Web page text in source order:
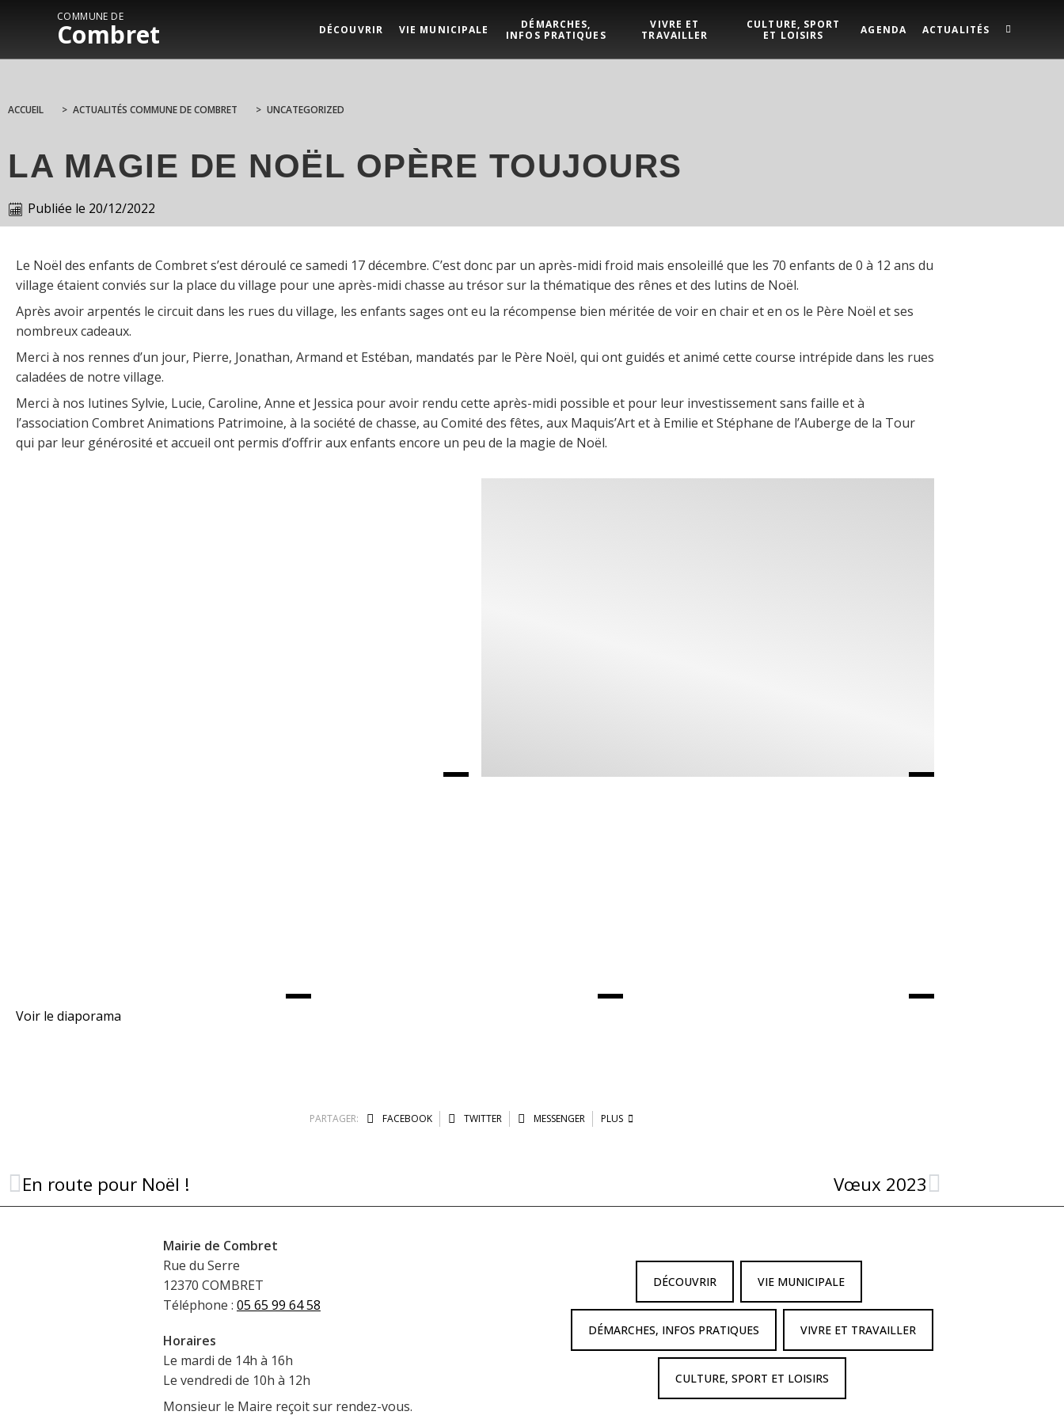
COMMUNE DE
Combret DÉCOUVRIR VIE MUNICIPALE
DÉMARCHES,
INFOS PRATIQUES
VIVRE ET
TRAVAILLER
CULTURE, SPORT
ET LOISIRS
AGENDA ACTUALITÉS
ACCUEIL > ACTUALITÉS COMMUNE DE COMBRET > UNCATEGORIZED
LA MAGIE DE NOËL OPÈRE TOUJOURS
Publiée le 20/12/2022
Le Noël des enfants de Combret s’est déroulé ce samedi 17 décembre. C’est donc par un après-midi froid mais ensoleillé que les 70 enfants de 0 à 12 ans du
village étaient conviés sur la place du village pour une après-midi chasse au trésor sur la thématique des rênes et des lutins de Noël.
Après avoir arpentés le circuit dans les rues du village, les enfants sages ont eu la récompense bien méritée de voir en chair et en os le Père Noël et ses
nombreux cadeaux.
Merci à nos rennes d’un jour, Pierre, Jonathan, Armand et Estéban, mandatés par le Père Noël, qui ont guidés et animé cette course intrépide dans les rues
caladées de notre village.
Merci à nos lutines Sylvie, Lucie, Caroline, Anne et Jessica pour avoir rendu cette après-midi possible et pour leur investissement sans faille et à
l’association Combret Animations Patrimoine, à la société de chasse, au Comité des fêtes, aux Maquis’Art et à Emilie et Stéphane de l’Auberge de la Tour
qui par leur générosité et accueil ont permis d’offrir aux enfants encore un peu de la magie de Noël.
Voir le diaporama
PARTAGER: FACEBOOK TWITTER MESSENGER PLUS
En route pour Noël ! Vœux 2023
Mairie de Combret
Rue du Serre
12370 COMBRET
Téléphone : 05 65 99 64 58
Horaires
Le mardi de 14h à 16h
Le vendredi de 10h à 12h
Monsieur le Maire reçoit sur rendez-vous.
DÉCOUVRIR VIE MUNICIPALE
DÉMARCHES, INFOS PRATIQUES VIVRE ET TRAVAILLER
CULTURE, SPORT ET LOISIRS